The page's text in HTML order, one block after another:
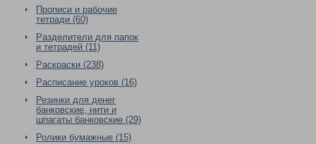
Прописи и рабочие
тетради (60)
Разделители для папок
и тетрадей (11)
Раскраски (238)
Расписание уроков (16)
Резинки для денег
банковские, нити и
шпагаты банковские (29)
Ролики бумажные (15)